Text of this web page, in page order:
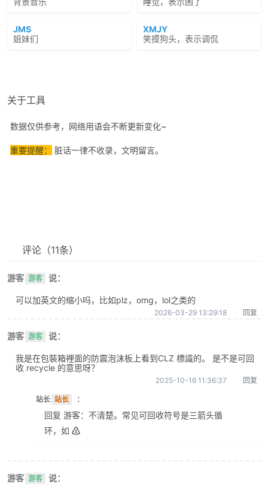
JMS
姐妹们
XMJY
笑摸狗头，表示调侃
关于工具
数据仅供参考，网络用语会不断更新变化~
重要提醒： 脏话一律不收录，文明留言。
评论 （11条）
游客 游客 说：
可以加英文的缩小吗，比如plz，omg，lol之类的
2026-03-29 13:29:18 回复
游客 游客 说：
我是在包裝箱裡面的防震泡沫板上看到CLZ 標識的。 是不是可回
收 recycle 的意思呀？
2025-10-16 11:36:37 回复
站长 站长 ：
回复 游客：不清楚。常见可回收符号是三箭头循
环，如 ♴
游客 游客 说：